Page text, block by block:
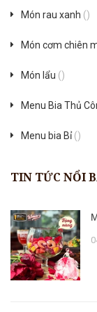
Món rau xanh ()
Món cơm chiên
Món lẩu ()
Menu Bia Thủ
Menu bia Bỉ()
TIN TỨC NỔI